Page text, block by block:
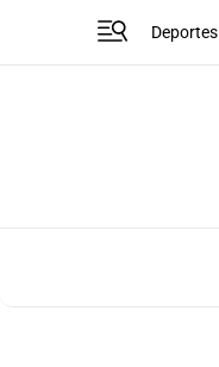
Deportes